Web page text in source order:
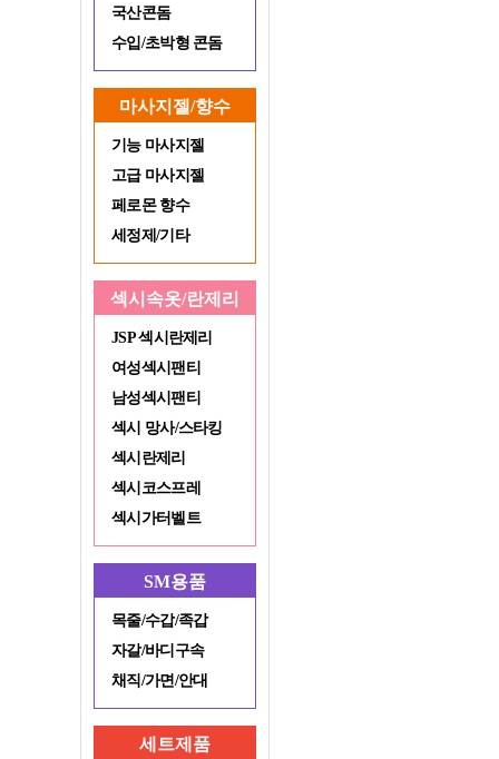
국산콘돔
수입/초박형 콘돔
마사지젤/향수
기능 마사지젤
고급 마사지젤
페로몬 향수
세정제/기타
섹시속옷/란제리
JSP 섹시란제리
여성섹시팬티
남성섹시팬티
섹시 망사/스타킹
섹시란제리
섹시코스프레
섹시가터벨트
SM용품
목줄/수갑/족갑
자갈/바디구속
채직/가면/안대
세트제품